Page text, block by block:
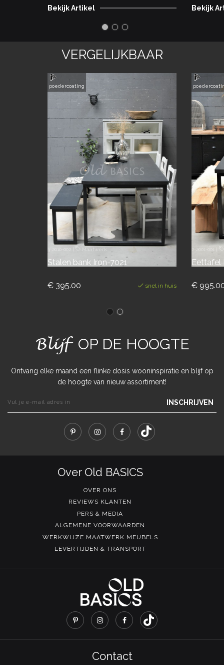
Bekijk Artikel Bekijk
VERGELIJKBAAR
poedercoating
3-2010-002 Maatwerk
Stalen bank Iron-7021
€ 395.00 snel in huis
2-2001-001
Eettafel
€
Blijf OP DE HOOGTE
Ontvang elke maand een flinke dosis wooninspiratie en blijf op
de hoogte van nieuw assortiment!
INSCHRIJVEN
Over Old BASICS
OVER ONS
REVIEWS KLANTEN
PERS & MEDIA
ALGEMENE VOORWAARDEN
WERKWIJZE MAATWERK MEUBELS
LEVERTIJDEN & TRANSPORT
Contact